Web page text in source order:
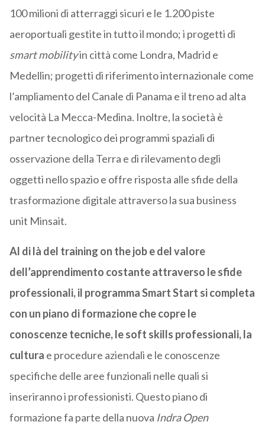
100 milioni di atterraggi sicuri e le 1.200 piste
aeroportuali gestite in tutto il mondo; i progetti di
smart mobilityin città come Londra, Madrid e
Medellin; progetti di riferimento internazionale come
l’ampliamento del Canale di Panama e il treno ad alta
velocità La Mecca-Medina. Inoltre, la società è
partner tecnologico dei programmi spaziali di
osservazione della Terra e di rilevamento degli
oggetti nello spazio e offre risposta alle sfide della
trasformazione digitale attraverso la sua business
unit Minsait.
Al di là del training on the job e del valore
dell’apprendimento costante attraverso le sfide
professionali, il programma Smart Start si completa
con un piano di formazione che copre le
conoscenze tecniche, le soft skills professionali, la
cultura e procedure aziendali e le conoscenze
specifiche delle aree funzionali nelle quali si
inseriranno i professionisti. Questo piano di
formazione fa parte della nuova Indra Open